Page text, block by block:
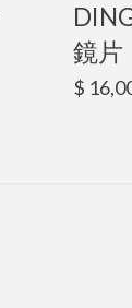
鏡片
$